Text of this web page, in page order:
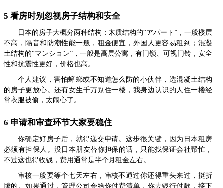
5 看房时别忽视房子结构和安全
日本的房子大概分两种结构：木质结构的“アパート”，一般楼层
不高，隔音和防潮性能一般，租金便宜，外国人更容易租到；混凝
土结构的“マンション”，一般是高层公寓，有门锁、可视门铃，安全
性和抗震性更好，价格也高。
个人建议，害怕蟑螂或不知道怎么防的小伙伴，选混凝土结构
的房子更放心。还有女生千万别住一楼，我身边认识的人住一楼经
常衣服被偷，太闹心了。
6 申请和审查环节大家要稳住
你确定好房子后，就得递交申请。这步很关键，因为日本租房
必须有担保人。没日本朋友替你担保的话，只能找保证会社帮忙，
不过这也得收钱，费用通常是半个月租金左右。
审核一般要等个七天左右，审核不通过你还得重头来过，挺折
腾的。如果通过，管理公司会给你付费清单，你去银行付款，接下